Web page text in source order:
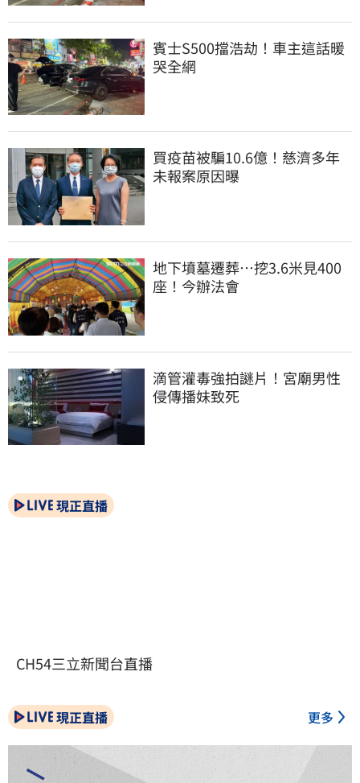
賓士S500擋浩劫！車主這話暖
哭全網
買疫苗被騙10.6億！慈濟多年
未報案原因曝
地下墳墓遷葬…挖3.6米見400
座！今辦法會
滴管灌毒強拍謎片！宮廟男性
侵傳播妹致死
現正直播
CH54三立新聞台直播
現正直播 更多